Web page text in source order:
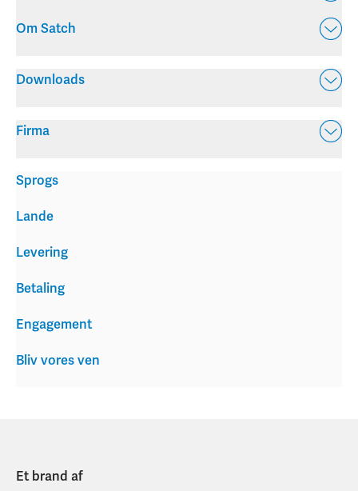
Om Satch
Downloads
Firma
Levering
Betaling
Engagement
Bliv vores ven
Sprogs
Lande
Et brand af